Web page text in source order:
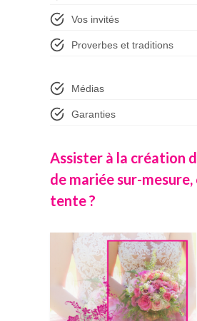
Vos invités
Proverbes et traditions
Médias
Garanties
Assister à la création
de mariée sur-mesure,
tente ?